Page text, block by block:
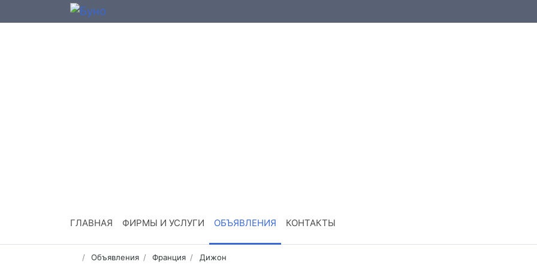
ГЛАВНАЯ ФИРМЫ И УСЛУГИ ОБЪЯВЛЕНИЯ КОНТАКТЫ
Объявления Франция Дижон